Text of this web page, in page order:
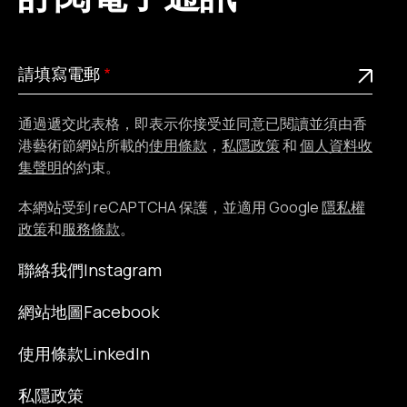
請
填
寫
電
郵
此為必填欄位
請填寫電郵
通過遞交此表格，即表示你接受並同意已閱讀並須由香
港藝術節網站所載的使用條款 ， 私隱政策和個人資料收
集聲明的約束。
本網站受到 reCAPTCHA 保護，並適用 Google隱私權
政策和服務條款。
聯絡我們
網站地圖
使用條款
私隱政策
Instagram
Facebook
LinkedIn